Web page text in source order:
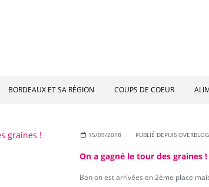
BORDEAUX ET SA RÉGION COUPS DE COEUR
15/09/2018 PUBLIÉ DEPUIS OVERBLOG
On a gagné le tour des graines !
Bon on est arrivées en 2ème place